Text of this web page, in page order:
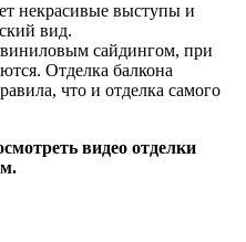
некрасивые выступы и
вид.
сайдингом, при
Отделка балкона
что и отделка самого
видео отделки